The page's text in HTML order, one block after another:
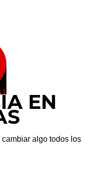
EN
algo todos los